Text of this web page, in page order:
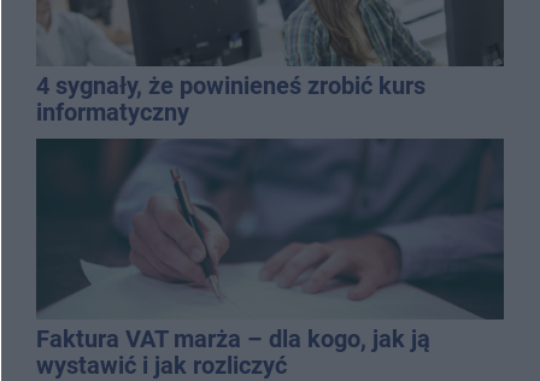
4 sygnały, że powinieneś zrobić kurs
informatyczny
Faktura VAT marża – dla kogo, jak ją
wystawić i jak rozliczyć